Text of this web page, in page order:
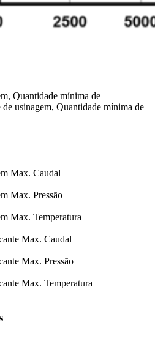
Quantidade mínima de
usinagem, Quantidade mínima de
Max. Caudal
Max. Pressão
Max. Temperatura
Max. Caudal
Max. Pressão
Max. Temperatura